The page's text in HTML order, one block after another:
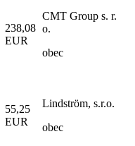
238,08
EUR
CMT Group s. r.
o.
obec
55,25
EUR
Lindström, s.r.o.
obec